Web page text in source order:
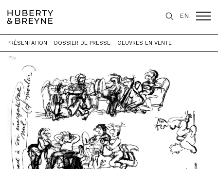
EN
Accueil > Expositions > Études
PRÉSENTATION DOSSIER DE PRESSE OEUVRES EN VENTE